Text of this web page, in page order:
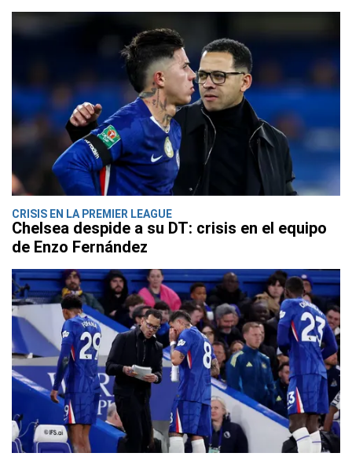
CRISIS EN LA PREMIER LEAGUE
Chelsea despide a su DT: crisis en el equipo
de Enzo Fernández